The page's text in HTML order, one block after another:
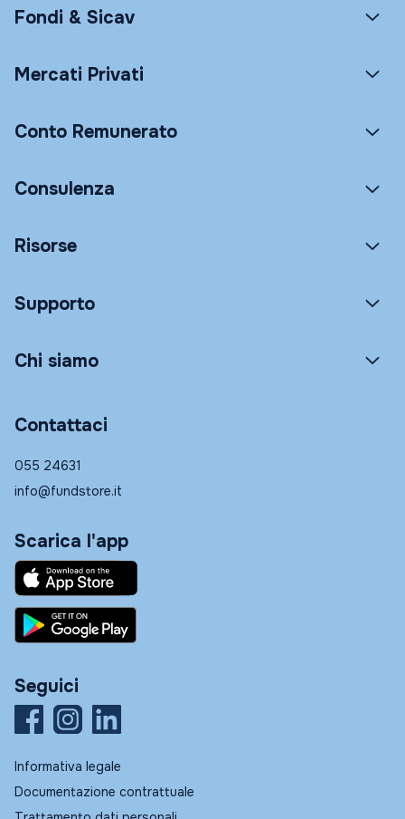
Fondi & Sicav
Mercati Privati
Conto Remunerato
Consulenza
Risorse
Supporto
Chi siamo
Contattaci
055 24631
info@fundstore.it
Scarica l'app
Seguici
Informativa legale
Documentazione contrattuale